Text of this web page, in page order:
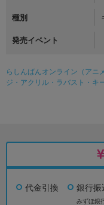
種別
発売イベント
らしんばんオンライン（アニ
ジ・アクリル・ラバスト・キ
代金引換 銀行振
みずほ銀